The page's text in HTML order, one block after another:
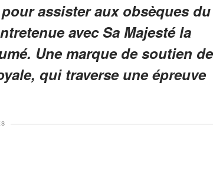
assister aux obsèques du
avec Sa Majesté la
Une marque de soutien de
qui traverse une épreuve